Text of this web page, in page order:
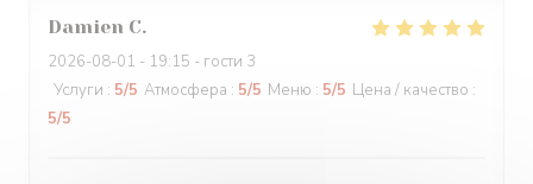
Damien C
2026-08-01 - 19:15 - гости 3
Услуги : 5/5 Атмосфера : 5/5 Меню : 5/5 Цена / качество :
5/5